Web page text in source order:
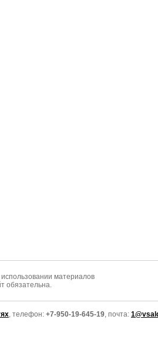
материалов
обязательна.
, телефон: +7-950-19-645-19, почта: